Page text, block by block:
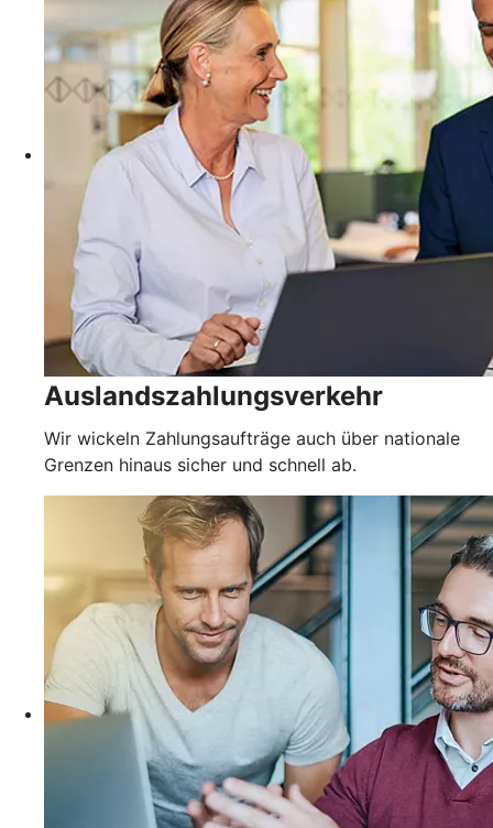
Auslandszahlungsverkehr
Wir wickeln Zahlungsaufträge auch über nationale
Grenzen hinaus sicher und schnell ab.